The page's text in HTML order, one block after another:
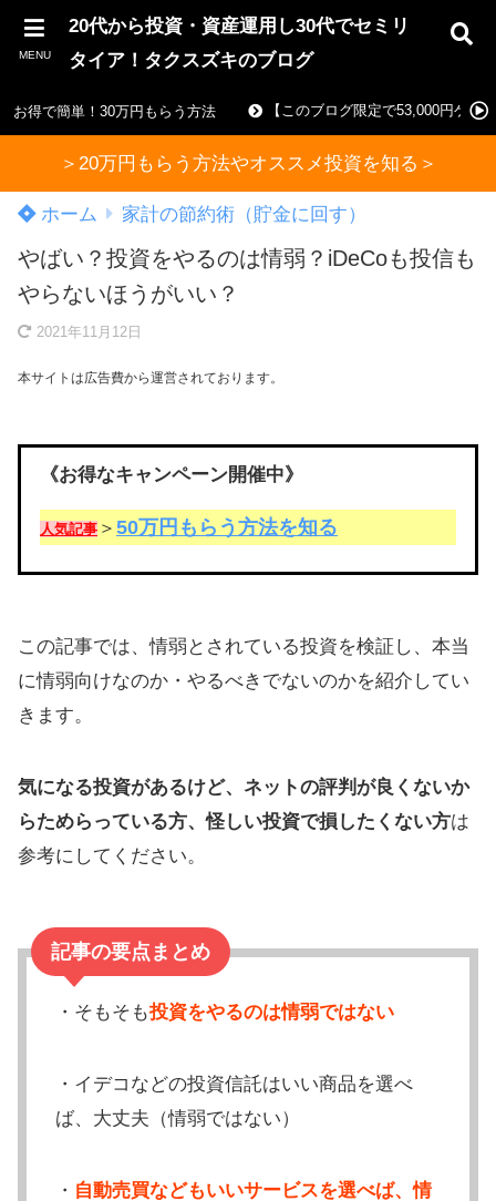
MENU
20代から投資・資産運用し30代でセミリ
タイア！タクスズキのブログ
お得で簡単！30万円もらう方法 【このブログ限定で53,000円ゲッ
＞20万円もらう方法やオススメ投資を知る＞
ホーム 家計の節約術（貯金に回す）
やばい？投資をやるのは情弱？iDeCoも投信も
やらないほうがいい？
2021年11月12日
本サイトは広告費から運営されております。
《お得なキャンペーン開催中》
人気記事 ＞ 50万円もらう方法を知る
この記事では、情弱とされている投資を検証し、本当
に情弱向けなのか・やるべきでないのかを紹介してい
きます。
気になる投資があるけど、ネットの評判が良くないか
らためらっている方、怪しい投資で損したくない方は
参考にしてください。
記事の要点まとめ
・そもそも投資をやるのは情弱ではない
・イデコなどの投資信託はいい商品を選べ
ば、大丈夫（情弱ではない）
・ 自動売買などもいいサービスを選べば、情